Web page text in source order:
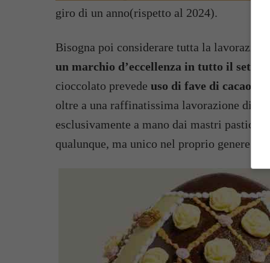
giro di un anno(rispetto al 2024).
Bisogna poi considerare tutta la
un marchio d’eccellenza in tutto il
cioccolato prevede uso di fave di cacao
oltre a una raffinatissima lavorazione di
esclusivamente a mano dai mastri
qualunque, ma unico nel proprio genere e